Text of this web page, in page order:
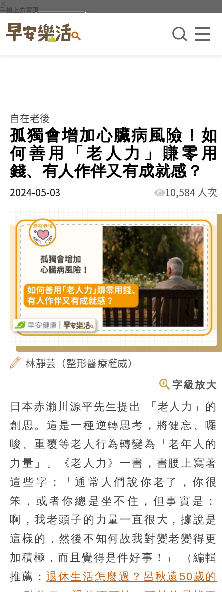
×
手機上方置頂
自在老後
孤獨會增加心臟病風險！如
何善用「老人力」賺零用
錢、有人作伴又有成就感？
2024-05-03 10,584 人次
林靜芸（整形醫療權威）
字級放大
日本赤瀨川源平先生提出 「老人力」 的
創思。這是一種逆轉思考，將健忘、囉
唆、重覆等老人行為轉變為「老年人的
力量」。《老人力》一書，書腰上寫著
這些字：「通常人們說你老了，你很
笨，或者你總是坐不住，但事實是：
啊，我老頭子的力量一直很大，據說是
這樣的，然後不知何故我對變老變得更
加積極，而且覺得是件好事！」
（編輯
推薦：退休生活怎麼過？呂秋遠50歲的